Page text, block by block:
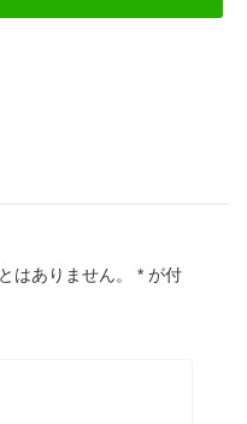
はありません。 * が付